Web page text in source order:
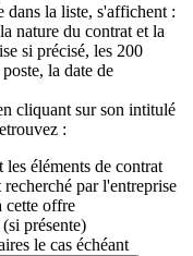
dans la liste, s'affichent :
nature du contrat et la
si précisé, les 200
la date de
cliquant sur son intitulé
:
les éléments de contrat
par l'entreprise
cette offre
présente)
le cas échéant